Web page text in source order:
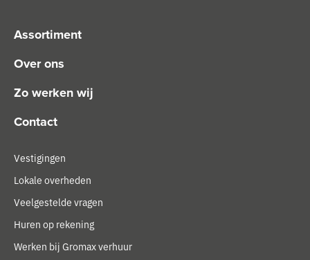
Assortiment
Over ons
Zo werken wij
Contact
Vestigingen
Lokale overheden
Veelgestelde vragen
Huren op rekening
Werken bij Gromax verhuur